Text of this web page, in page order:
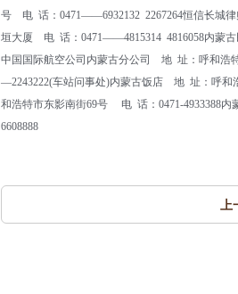
号 电 话：0471——6932132 2267264恒信长城
垣大厦 电 话：0471——4815314 4816058内
中国国际航空公司内蒙古分公司 地 址：呼和
—2243222(车站问事处)内蒙古饭店 地 址：呼
和浩特市东影南街69号 电 话：0471-4933388
6608888
上